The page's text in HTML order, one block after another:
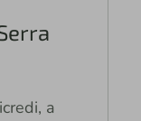
a